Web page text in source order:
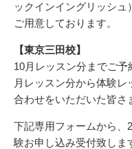
ックインイングリッシ
ご用意しております。
【東京三田校】
10月レッスン分までご
月レッスン分から体験
合わせをいただいた皆さ
下記専用フォームから、
験お申し込み受付致しま